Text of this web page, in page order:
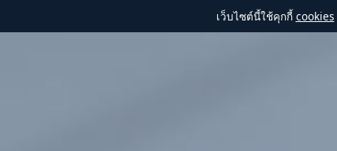
เว็บไซต์นี้ใช้คุกกี้ cookies